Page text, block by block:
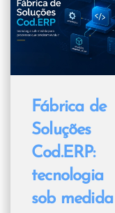
Fábrica de
Soluções
Cod.ERP:
tecnologia
sob medida